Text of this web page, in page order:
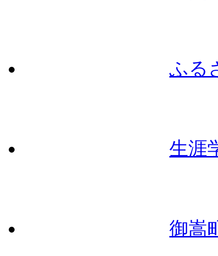
ふる
生涯
御嵩